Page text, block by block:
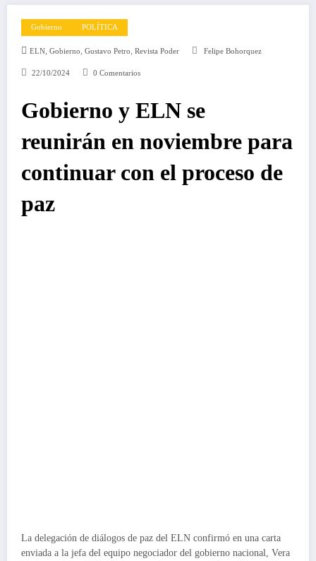
Gobierno POLÍTICA
ELN, Gobierno Gustavo Petro Revista Poder Felipe Bohorquez
22/10/2024 0 Comentarios
Gobierno y ELN se
reunirán en noviembre para
continuar con el proceso de
paz
La delegación de diálogos de paz del ELN confirmó en una carta
enviada a la jefa del equipo negociador del gobierno nacional, Vera